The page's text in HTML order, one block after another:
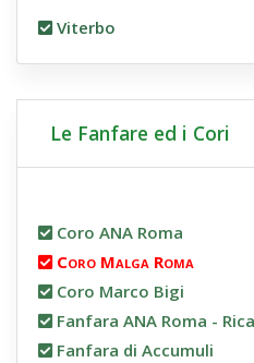
Viterbo
Le Fanfare ed i Cori
Coro ANA Roma
Coro Malga Roma
Coro Marco Bigi
Fanfara ANA Roma -
Fanfara di Accumuli